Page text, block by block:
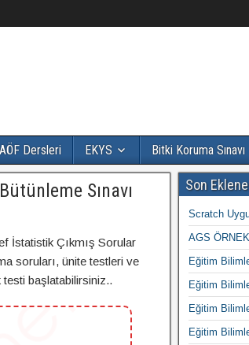
Dersleri EKYS Bitki Koruma Sınavı
Sınavı
İstatistik Çıkmış Sorular
soruları, ünite testleri ve
testi başlatabilirsiniz..
Son
Scratch
AGS
Eğitim
Eğitim
Eğitim
Eğitim